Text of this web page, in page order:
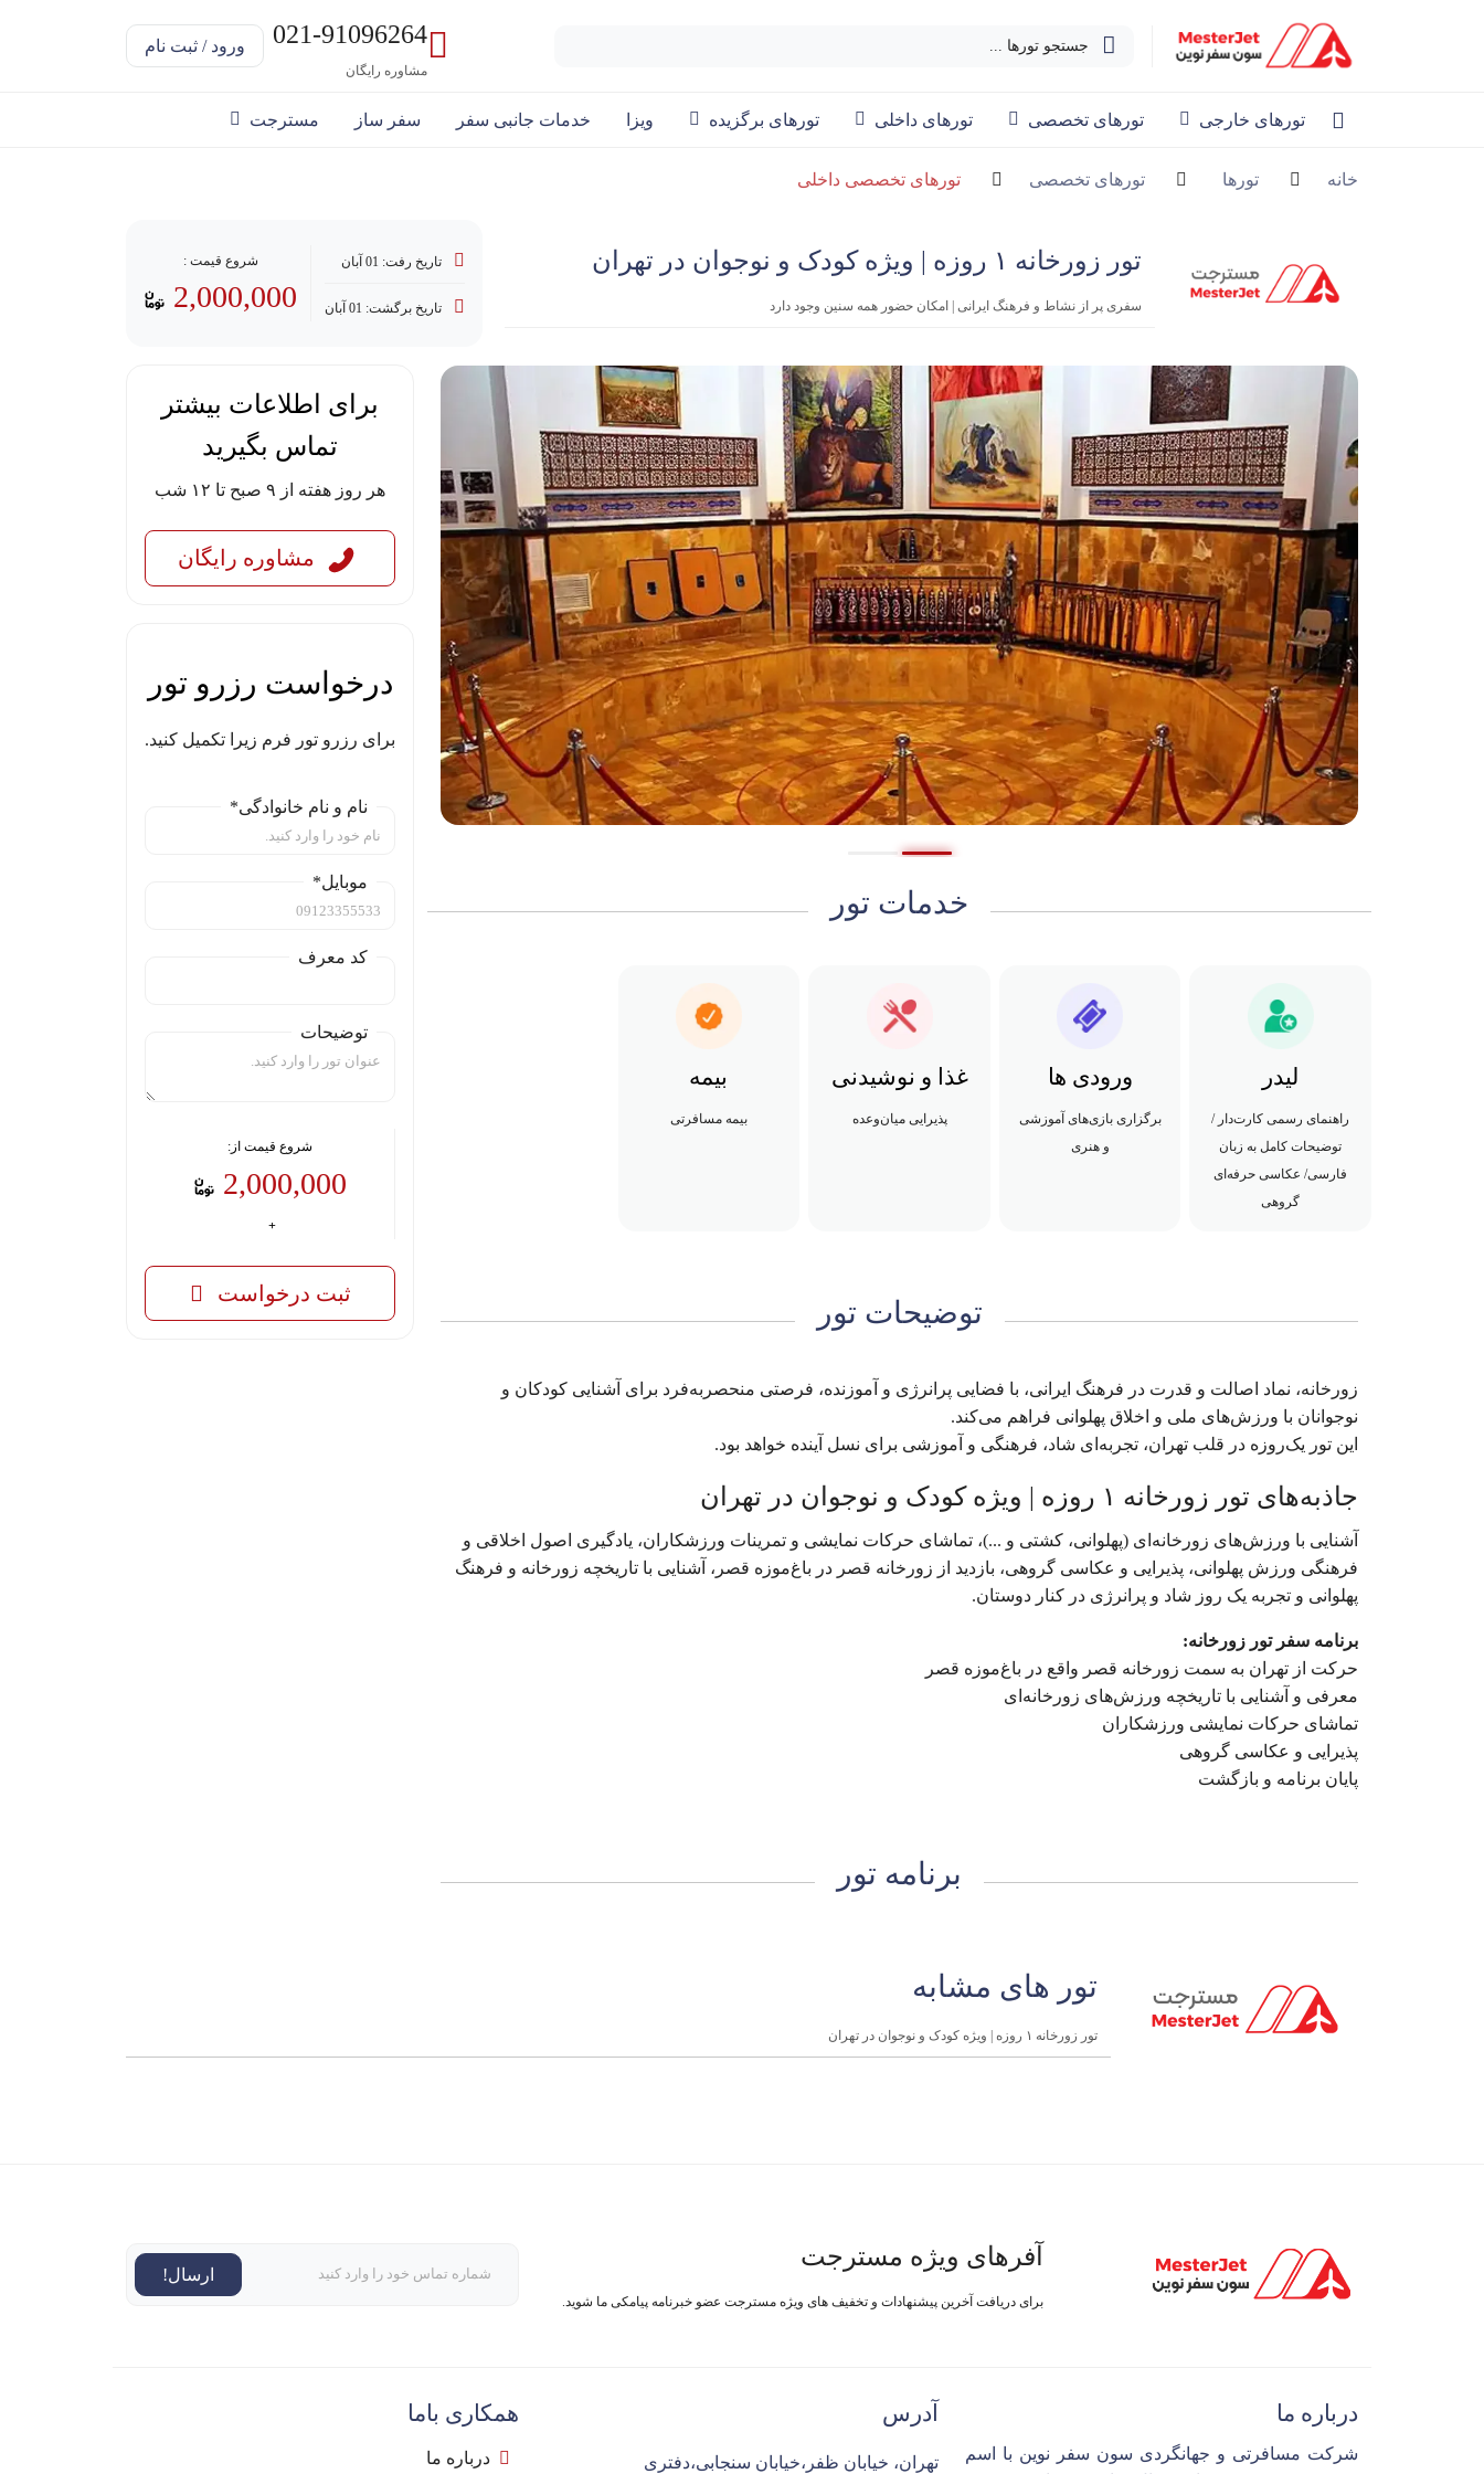
جستجو تورها ... 021-91096264
مشاوره رایگان
ورود / ثبت نام
تورهای خارجی تورهای تخصصی تورهای داخلی تورهای برگزیده ویزا خدمات جانبی سفر سفر ساز مسترجت
خانه تورها تورهای تخصصی تورهای تخصصی داخلی
تور زورخانه ۱ روزه | ویژه کودک و نوجوان در تهران
سفری پر از نشاط و فرهنگ ایرانی | امکان حضور همه سنین وجود دارد
تاریخ رفت: 01 آبان
تاریخ برگشت: 01 آبان
شروع قیمت :
2,000,000
خدمات تور
لیدر
راهنمای رسمی کارت‌دار /
توضیحات کامل به زبان
فارسی/ عکاسی حرفه‌ای
گروهی
ورودی ها
برگزاری بازی‌های آموزشی
و هنری
غذا و نوشیدنی
پذیرایی میان‌وعده
بیمه
بیمه مسافرتی
توضیحات تور
زورخانه، نماد اصالت و قدرت در فرهنگ ایرانی، با فضایی پرانرژی و آموزنده، فرصتی منحصربه‌فرد برای آشنایی کودکان و
نوجوانان با ورزش‌های ملی و اخلاق پهلوانی فراهم می‌کند.
این تور یک‌روزه در قلب تهران، تجربه‌ای شاد، فرهنگی و آموزشی برای نسل آینده خواهد بود.
جاذبه‌های تور زورخانه ۱ روزه | ویژه کودک و نوجوان در تهران
آشنایی با ورزش‌های زورخانه‌ای (پهلوانی، کشتی و ...)، تماشای حرکات نمایشی و تمرینات ورزشکاران، یادگیری اصول اخلاقی و
فرهنگی ورزش پهلوانی، پذیرایی و عکاسی گروهی، بازدید از زورخانه قصر در باغ‌موزه قصر، آشنایی با تاریخچه زورخانه و فرهنگ
پهلوانی و تجربه یک روز شاد و پرانرژی در کنار دوستان.
برنامه سفر تور زورخانه:
حرکت از تهران به سمت زورخانه قصر واقع در باغ‌موزه قصر
معرفی و آشنایی با تاریخچه ورزش‌های زورخانه‌ای
تماشای حرکات نمایشی ورزشکاران
پذیرایی و عکاسی گروهی
پایان برنامه و بازگشت
برنامه تور
برای اطلاعات بیشتر
تماس بگیرید
هر روز هفته از ۹ صبح تا ۱۲ شب
مشاوره رایگان
درخواست رزرو تور
برای رزرو تور فرم زیرا تکمیل کنید.
نام و نام خانوادگی*
موبایل*
کد معرف
توضیحات
شروع قیمت از:
2,000,000
ثبت درخواست
تور های مشابه
تور زورخانه ۱ روزه | ویژه کودک و نوجوان در تهران
آفرهای ویژه مسترجت
برای دریافت آخرین پیشنهادات و تخفیف های ویژه مسترجت عضو خبرنامه پیامکی ما شوید.
ارسال!
درباره ما
شرکت مسافرتی و جهانگردی سون سفر نوین با اسم
آدرس
تهران، خیابان ظفر،خیابان سنجابی،دفتری
همکاری باما
درباره ما